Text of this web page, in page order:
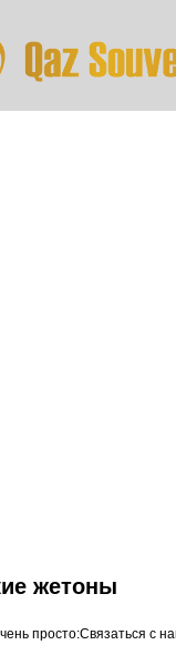
жетоны
просто:Связаться с